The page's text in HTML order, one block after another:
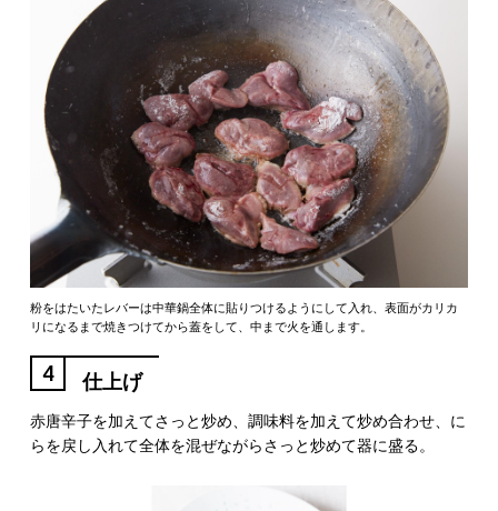
粉をはたいたレバーは中華鍋全体に貼りつけるようにして入れ、表面がカリカ
リになるまで焼きつけてから蓋をして、中まで火を通します。
4 仕上げ
赤唐辛子を加えてさっと炒め、調味料を加えて炒め合わせ、に
らを戻し入れて全体を混ぜながらさっと炒めて器に盛る。